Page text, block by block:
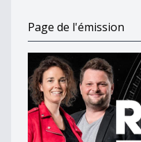
Page de l'émission